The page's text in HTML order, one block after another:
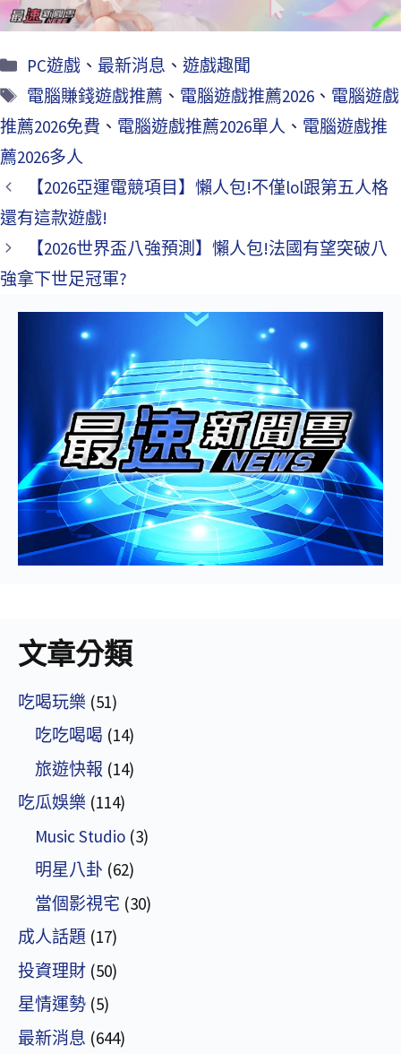
PC遊戲 、 最新消息 、遊戲趣聞
電腦賺錢遊戲推薦 、 電腦遊戲推薦2026 、 電腦遊戲
推薦2026免費 、 電腦遊戲推薦2026單人 、 電腦遊戲推
薦2026多人
【2026亞運電競項目】懶人包!不僅lol跟第五人格
還有這款遊戲!
【2026世界盃八強預測】懶人包!法國有望突破八
強拿下世足冠軍?
文章分類
吃喝玩樂 (51)
吃吃喝喝 (14)
旅遊快報 (14)
吃瓜娛樂 (114)
Music Studio (3)
明星八卦 (62)
當個影視宅 (30)
成人話題 (17)
投資理財 (50)
星情運勢 (5)
最新消息 (644)